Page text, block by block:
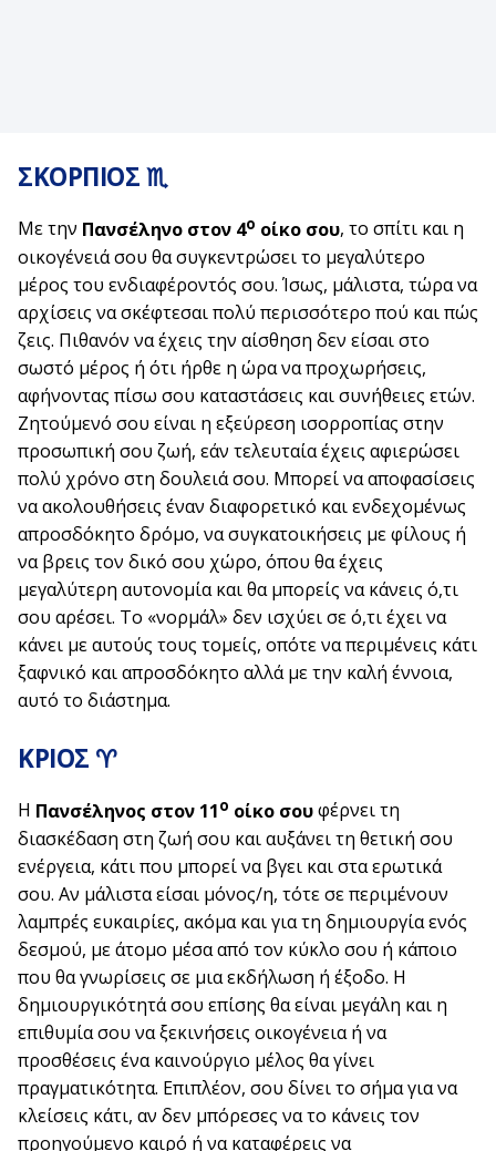
ΣΚΟΡΠΙΟΣ ♏
Με την Πανσέληνο στον 4ο οίκο σου, το σπίτι και η
οικογένειά σου θα συγκεντρώσει το μεγαλύτερο
μέρος του ενδιαφέροντός σου. Ίσως, μάλιστα, τώρα να
αρχίσεις να σκέφτεσαι πολύ περισσότερο πού και πώς
ζεις. Πιθανόν να έχεις την αίσθηση δεν είσαι στο
σωστό μέρος ή ότι ήρθε η ώρα να προχωρήσεις,
αφήνοντας πίσω σου καταστάσεις και συνήθειες ετών.
Ζητούμενό σου είναι η εξεύρεση ισορροπίας στην
προσωπική σου ζωή, εάν τελευταία έχεις αφιερώσει
πολύ χρόνο στη δουλειά σου. Μπορεί να αποφασίσεις
να ακολουθήσεις έναν διαφορετικό και ενδεχομένως
απροσδόκητο δρόμο, να συγκατοικήσεις με φίλους ή
να βρεις τον δικό σου χώρο, όπου θα έχεις
μεγαλύτερη αυτονομία και θα μπορείς να κάνεις ό,τι
σου αρέσει. Το «νορμάλ» δεν ισχύει σε ό,τι έχει να
κάνει με αυτούς τους τομείς, οπότε να περιμένεις κάτι
ξαφνικό και απροσδόκητο αλλά με την καλή έννοια,
αυτό το διάστημα.
ΚΡΙΟΣ ♈
Η Πανσέληνος στον 11ο οίκο σουφέρνει τη
διασκέδαση στη ζωή σου και αυξάνει τη θετική σου
ενέργεια, κάτι που μπορεί να βγει και στα ερωτικά
σου. Αν μάλιστα είσαι μόνος/η, τότε σε περιμένουν
λαμπρές ευκαιρίες, ακόμα και για τη δημιουργία ενός
δεσμού, με άτομο μέσα από τον κύκλο σου ή κάποιο
που θα γνωρίσεις σε μια εκδήλωση ή έξοδο. Η
δημιουργικότητά σου επίσης θα είναι μεγάλη και η
επιθυμία σου να ξεκινήσεις οικογένεια ή να
προσθέσεις ένα καινούργιο μέλος θα γίνει
πραγματικότητα. Επιπλέον, σου δίνει το σήμα για να
κλείσεις κάτι, αν δεν μπόρεσες να το κάνεις τον
προηγούμενο καιρό ή να καταφέρεις να